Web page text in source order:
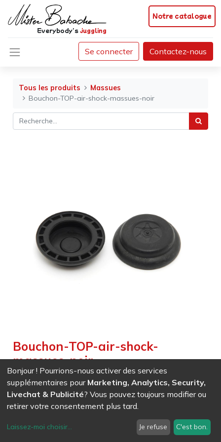
Notre catalogue
Everybody'sjuggling
Se connecter Contactez-nous
Tous les produits
Massues
Bouchon-TOP-air-shock-massues-noir
Bouchon-TOP-air-shock-
massues-noir
Weight : 0,010kg
(1 pc)
4,63CHF/ HT
2313)
Bonjour ! Pourrions-nous activer des services
supplémentaires pour Marketing, Analytics, Security,
Livechat & Publicité? Vous pouvez toujours modifier ou
retirer votre consentement plus tard.
Laissez-moi choisir... Je refuse C'est bon.